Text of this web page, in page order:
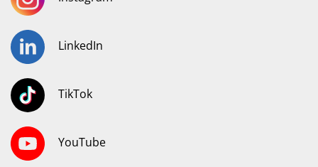
LinkedIn
TikTok
YouTube